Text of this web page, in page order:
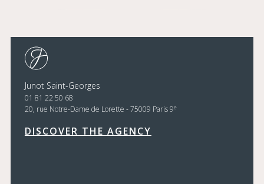
Junot Saint-Georges
01 81 22 50 68
20, rue Notre-Dame de Lorette - 75009 Paris 9e
DISCOVER THE AGENCY